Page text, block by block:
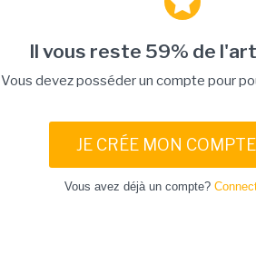
Il vous reste 59% de
Vous devez posséder un compte pour
JE CRÉE MON COMPTE
Vous avez déjà un compte?